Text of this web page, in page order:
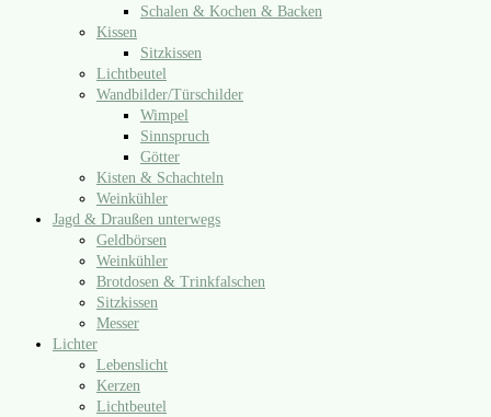
Schalen & Kochen & Backen
Kissen
Sitzkissen
Lichtbeutel
Wandbilder/​Türschilder
Wimpel
Sinnspruch
Götter
Kisten & Schachteln
Weinkühler
Jagd & Draußen unterwegs
Geldbörsen
Weinkühler
Brotdosen & Trinkfalschen
Sitzkissen
Messer
Lichter
Lebenslicht
Kerzen
Lichtbeutel